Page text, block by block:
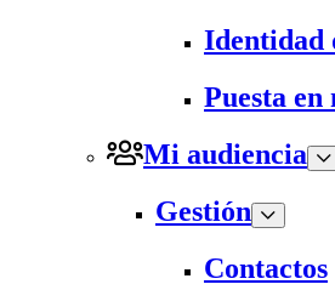
Identidad
Puesta en
Mi audiencia
Gestión
Contactos